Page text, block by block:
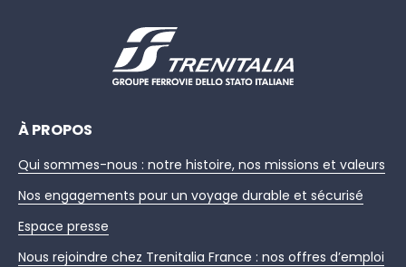
À PROPOS
Qui sommes-nous : notre histoire, nos missions et valeurs
Nos engagements pour un voyage durable et sécurisé
Espace presse
Nous rejoindre chez Trenitalia France : nos offres d’emploi